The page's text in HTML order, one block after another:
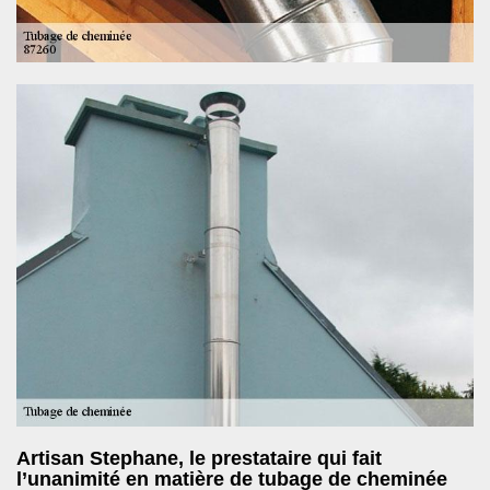
Artisan Stephane, le prestataire qui fait
l’unanimité en matière de tubage de cheminée